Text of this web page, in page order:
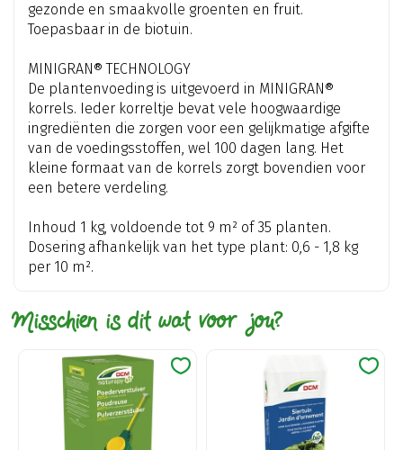
gezonde en smaakvolle groenten en fruit.
Toepasbaar in de biotuin.
MINIGRAN® TECHNOLOGY
De plantenvoeding is uitgevoerd in MINIGRAN®
korrels. Ieder korreltje bevat vele hoogwaardige
ingrediënten die zorgen voor een gelijkmatige afgifte
van de voedingsstoffen, wel 100 dagen lang. Het
kleine formaat van de korrels zorgt bovendien voor
een betere verdeling.
Inhoud 1 kg, voldoende tot 9 m² of 35 planten.
Dosering afhankelijk van het type plant: 0,6 - 1,8 kg
per 10 m².
Misschien is dit wat voor jou?